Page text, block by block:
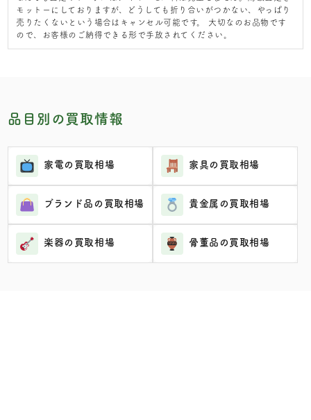
モットーにしておりますが、どうしても折り合いがつかない、やっぱり
売りたくないという場合はキャンセル可能です。 大切なのお品物です
ので、お客様のご納得できる形で手放されてください。
品目別の買取情報
家電の買取相場 家具の買取相場
ブランド品の買取相場 貴金属の買取相場
楽器の買取相場 骨董品の買取相場